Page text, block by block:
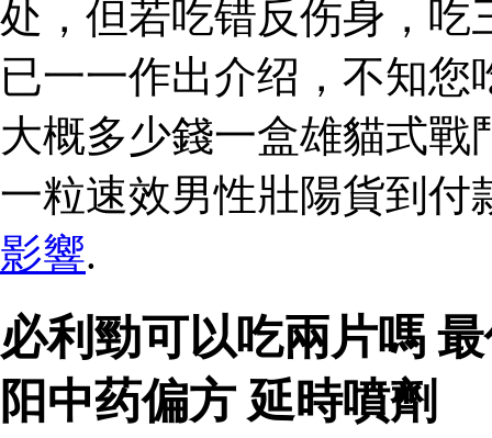
处，但若吃错反伤身，吃
已一一作出介绍，不知
大概多少錢一盒雄貓式
一粒速效男性壯陽貨到付
影響.
必利勁可以吃兩片嗎
阳中药偏方 延時噴劑